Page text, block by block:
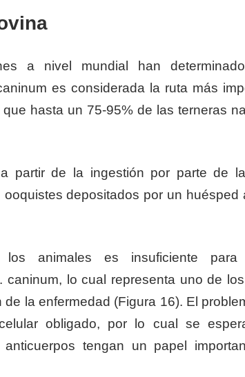
a nivel mundial han
es considerada la ruta más
hasta un 75-95% de las terneras
partir de la ingestión por parte de
depositados por un huésped
animales es insuficiente para
lo cual representa uno de
la enfermedad (Figura 16). El
obligado, por lo cual se
tengan un papel